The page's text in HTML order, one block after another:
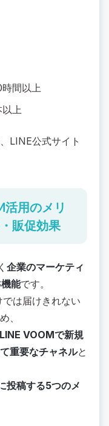
間以上
上
LINE公式サイト
活用のメリ
販促効果
企業のマーケティ
能です。
は届けきれない
、
VOOMで新規
重要なチャネルと
投稿する5つのメ